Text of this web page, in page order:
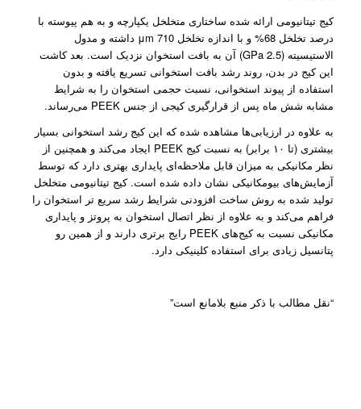
کیج تیتانیومی ارائه شده ساختاری متخلخل یکپارچه و به هم پیوسته با
درصد تخلخل 68% و با اندازه تخلخل 710 μm داشته و مدول
الاستیسیته (2.5 GPa) آن به بافت استخوان نزدیک است. بعد کاشت
این کیج در بدن، روند رشد بافت استخوانی تسریع یافته و بدون
استفاده از پیوند استخوانی، نسبت حجمی استخوان را به شرایط
مشابه شش ماه پس از قرار‌گیری کیجی از جنس PEEK می‌رساند.
به علاوه در ارزیابی‌ها مشاهده شده که این کیج رشد استخوانی بسیار
بیشتری (تا ۱۰ برابر) به نسبت کیج‌ PEEK ایجاد می‌کند و همچنین از
نظر مکانیکی به میزان قابل ملاحظه‌ای پایداری بهتری دارد که توسط
آزمایش‌های بیومکانیکی نشان داده شده است. کیج تیتانیومی متخلخل
تولید شده به روش ساخت افزودنی شرایط رشد سریع تر استخوان را
فراهم می‌کند و به علاوه از نظر اتصال استخوان به پروتز و پایداری
مکانیکی نسبت به کیج‌های PEEK رایج برتری دارند و از همین رو
پتانسیل زیادی برای استفاده کلینیکی دارد.
“نقل مطالب با ذکر منبع بلامانع است”